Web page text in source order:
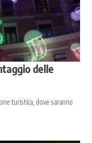
delle
turistica, dove saranno